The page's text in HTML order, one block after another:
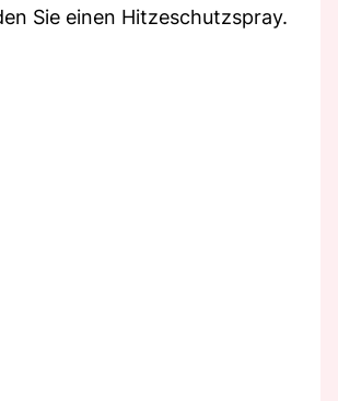
Sie einen Hitzeschutzspray.